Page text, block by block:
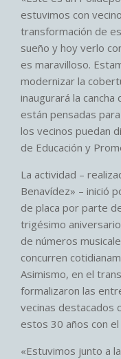
estuvimos con
transformación de
sueño y hoy verlo
es maravilloso.
modernizar la
inaugurará la
están pensadas
los vecinos puedan
de Educación y
La actividad –
Benavídez» – inició
de placa por parte
trigésimo
de números
concurren
Asimismo, en el
formalizaron las
vecinas destacados
estos 30 años con
«Estuvimos junto a